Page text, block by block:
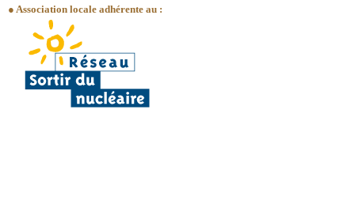
● Association locale adhérente au :